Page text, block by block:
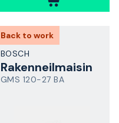
Back to work
BOSCH
Rakenneilmaisin
GMS 120-27 BA